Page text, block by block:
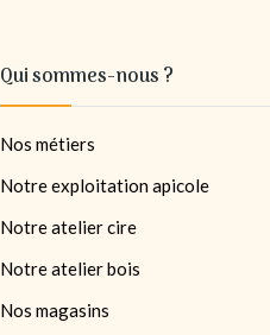
Qui sommes-nous ?
Nos métiers
Notre exploitation apicole
Notre atelier cire
Notre atelier bois
Nos magasins